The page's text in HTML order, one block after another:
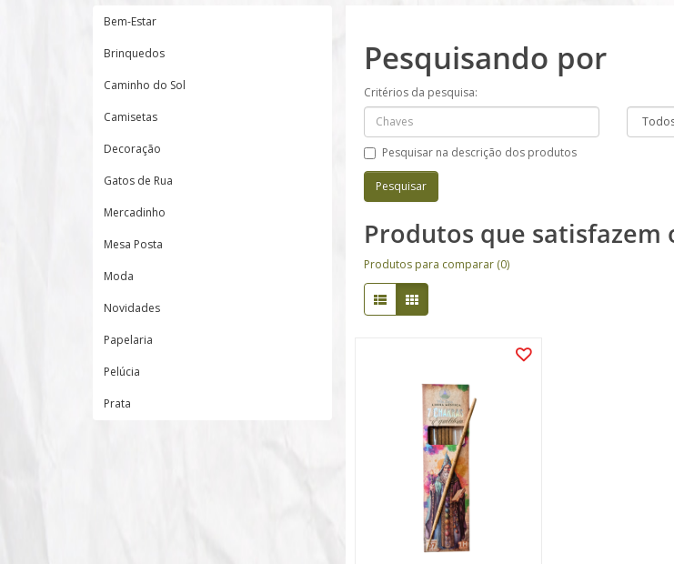
Bem-Estar
Brinquedos
Caminho do Sol
Camisetas
Decoração
Gatos de Rua
Mercadinho
Mesa Posta
Moda
Novidades
Papelaria
Pelúcia
Prata
Pesquisando por
Critérios da pesquisa:
Pesquisar na descrição dos produtos
Produtos que satisfazem
Produtos para comparar (0)